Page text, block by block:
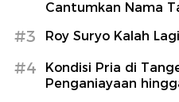
Cantumkan Nama
#3 Roy Suryo Kalah
#4
Kondisi Pria di
Penganiayaan